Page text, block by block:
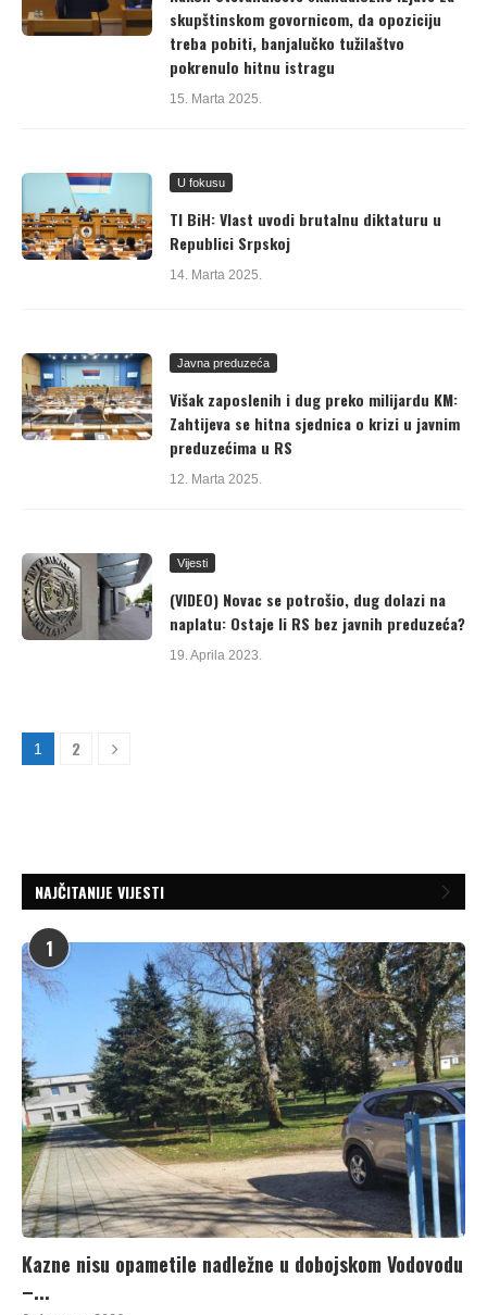
skupštinskom govornicom, da opoziciju
treba pobiti, banjalučko tužilaštvo
pokrenulo hitnu istragu
15. Marta 2025.
U fokusu
TI BiH: Vlast uvodi brutalnu diktaturu u
Republici Srpskoj
14. Marta 2025.
Javna preduzeća
Višak zaposlenih i dug preko milijardu KM:
Zahtijeva se hitna sjednica o krizi u javnim
preduzećima u RS
12. Marta 2025.
Vijesti
(VIDEO) Novac se potrošio, dug dolazi na
naplatu: Ostaje li RS bez javnih preduzeća?
19. Aprila 2023.
1 2
NAJČITANIJE VIJESTI
1
Kazne nisu opametile nadležne u dobojskom Vodovodu
–...